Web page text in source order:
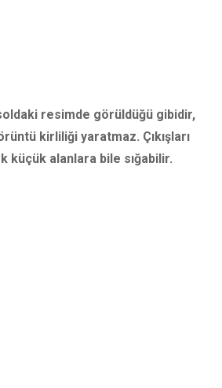
soldaki resimde görüldüğü gibidir,
kirliliği yaratmaz. Çıkışları
küçük alanlara bile sığabilir.